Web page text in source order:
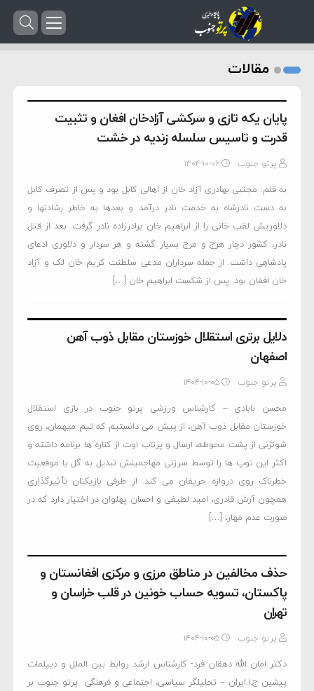
مقالات
پایان یکه تازی و سرکشی آزادخان افغان و تثبیت
قدرت و تاسیس سلسله زندیه در خشت
پرتو جنوب ۱۴۰۴-۱۰-۰۶
به قلم: مجتبی بهادری آزاد خان از اهالی کابل بود و پس از تصرف کابل
به دست نادرشاه به خدمت نادر درآمد و بعدها به خاطر رشادتها و
دلاوریش لقب خانی را از ابراهیم خان برادرزاده نادر گرفت. بعد از قتل
نادر، کشور دچار هرج و مرج بسیار گشته و هر سردار و دلاوری ادعای
پادشاهی داشت. از جمله سرداران مدعی سلطنت کریم خان لک و آزاد
خان افغان بود. پس از شکست ابراهیم خان […]
دلایل برتری استقلال خوزستان مقابل ذوب آهن
اصفهان
پرتو جنوب ۱۴۰۴-۱۰-۰۵
محسن بابادی – کارشناس ورزشی پرتو جنوب در بازی استقلال
خوزستان مقابل ذوب آهن، از پیش می دانستیم که تیم میهمان، روی
شوتزنی از پشت محوطه، ارسال و پرتاب اوت از کناره ها برنامه داشته و
اکثر این توپ ها را توسط سرزنی مهاجمینش تبدیل به گل یا موقعیت
خطرناک روی دروازه حریفان می کند. از طرفی بازیکنان تأثیرگذاری
همچون آرش قادری، امید لطیفی و احسان پهلوان در اختیار دارد که در
صورت عدم مهار، […]
حذف مخالفین در مناطق مرزی و مرکزی افغانستان و
پاکستان، تسویه حساب خونین در قلب خراسان و
تهران
پرتو جنوب ۱۴۰۴-۱۰-۰۵
دکتر امان الله دهقان فرد- کارشناس ارشد روابط بین الملل و دیپلمات
پیشین ج.ا.ایران – تحلیلگر سیاسی، اجتماعی و فرهنگی پرتو جنوب بر